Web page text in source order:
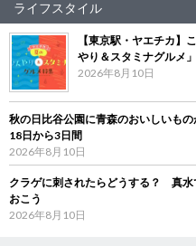
ライフスタイル
【東京駅・ヤエチカ】
やり＆スタミナグルメ
2026年8月10日
秋の日比谷公園に青森のおいしい
18日から3日間
2026年8月10日
クラゲに刺されたらどうする？ 真水
おこう
2026年8月10日